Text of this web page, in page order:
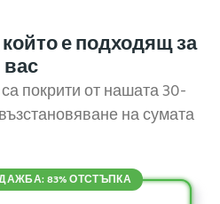
е подходящ за
вас
покрити от нашата 30-
на сумата
83% ОТСТЪПКА